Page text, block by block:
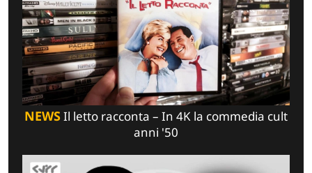
NEWSIl letto racconta – In 4K la commedia cult
anni '50